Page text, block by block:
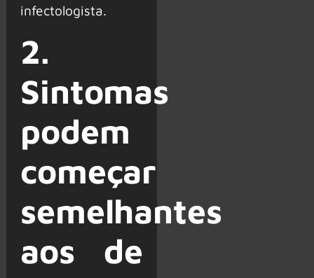
infectologista.
2.
Sintomas
podem
começar
semelhantes
aos de